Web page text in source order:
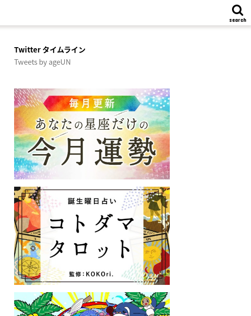
search
Twitter タイムライン
Tweets by ageUN